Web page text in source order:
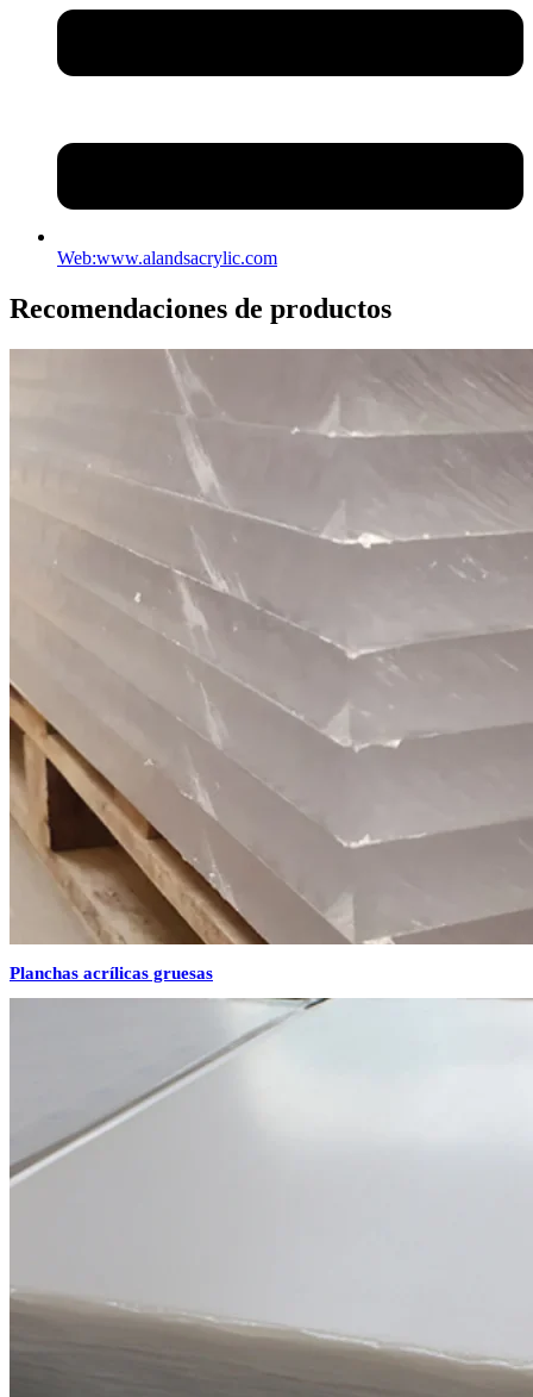
Web:www.alandsacrylic.com
Recomendaciones de productos
Planchas acrílicas gruesas